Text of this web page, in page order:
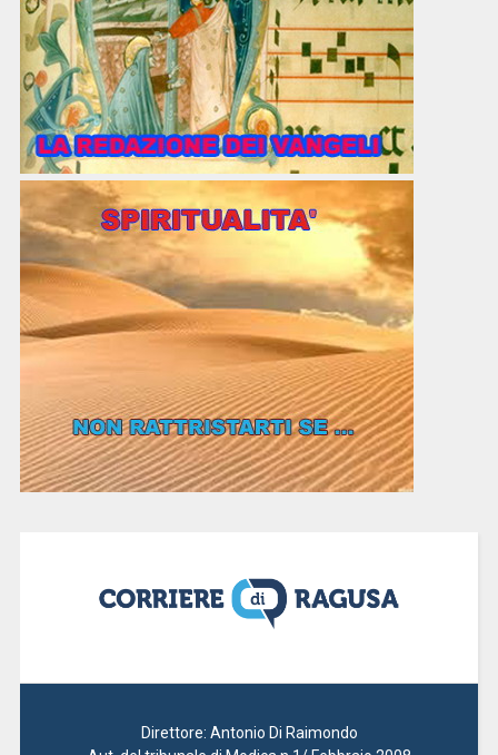
Direttore: Antonio Di Raimondo